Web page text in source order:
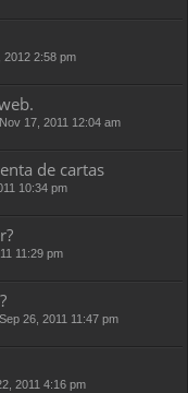
2012 2:58 pm
17, 2011 12:04 am
de cartas
10:34 pm
11:29 pm
26, 2011 11:47 pm
2011 4:16 pm